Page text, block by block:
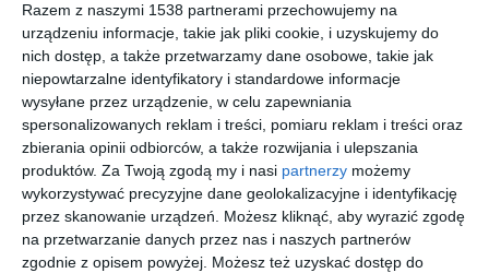
Razem z naszymi 1538 partnerami przechowujemy na
urządzeniu informacje, takie jak pliki cookie, i uzyskujemy do
nich dostęp, a także przetwarzamy dane osobowe, takie jak
niepowtarzalne identyfikatory i standardowe informacje
wysyłane przez urządzenie, w celu zapewniania
spersonalizowanych reklam i treści, pomiaru reklam i treści oraz
zbierania opinii odbiorców, a także rozwijania i ulepszania
produktów. Za Twoją zgodą my i nasi partnerzy możemy
wykorzystywać precyzyjne dane geolokalizacyjne i identyfikację
przez skanowanie urządzeń. Możesz kliknąć, aby wyrazić zgodę
na przetwarzanie danych przez nas i naszych partnerów
zgodnie z opisem powyżej. Możesz też uzyskać dostęp do